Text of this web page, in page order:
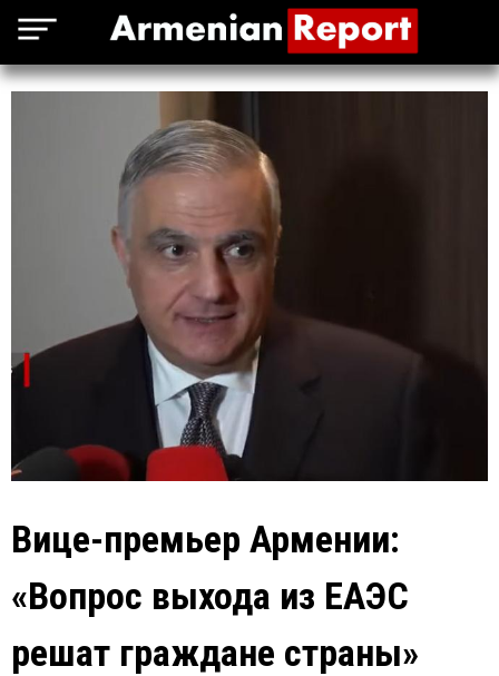
Вице-премьер Армении:
«Вопрос выхода из ЕАЭС
решат граждане страны»